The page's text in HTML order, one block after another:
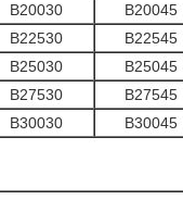
B20045
B20030
B22545
B22530
B25045
B25030
B27545
B27530
B30045
B30030